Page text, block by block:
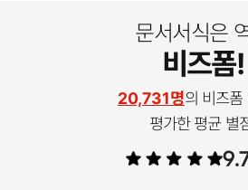
문서서식은
비즈폼!
20,731명의 비즈폼
평가한 평균 별